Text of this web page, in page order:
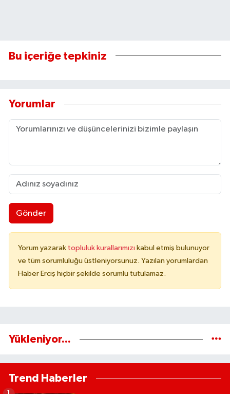
Bu içeriğe tepkiniz
Yorumlar
Gönder
Yorum yazarak topluluk kurallarımızı kabul etmiş bulunuyor
ve tüm sorumluluğu üstleniyorsunuz. Yazılan yorumlardan
Haber Erciş hiçbir şekilde sorumlu tutulamaz.
Yükleniyor...
Trend Haberler